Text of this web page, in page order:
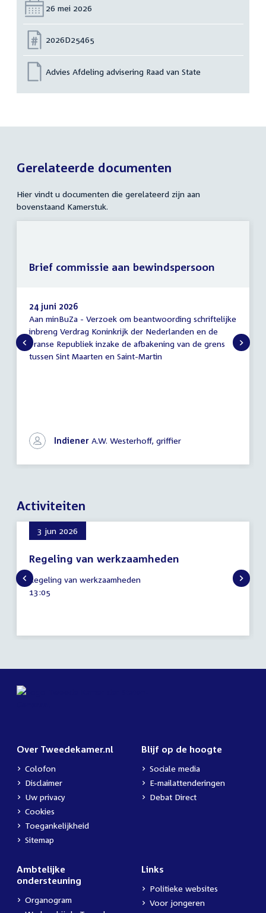
Datum:
26 mei 2026
Nummer:
2026D25465
Advies Afdeling advisering Raad van State
Gerelateerde documenten
Hier vindt u documenten die gerelateerd zijn aan
bovenstaand Kamerstuk.
Brief
commissie
aan
bewindspersoon
24 juni 2026
Aan minBuZa - Verzoek om beantwoording schriftelijke
inbreng Verdrag Koninkrijk der Nederlanden en de
Franse Republiek inzake de afbakening van de grens
tussen Sint Maarten en Saint-Martin
Indiener A.W. Westerhoff, griffier
Brief commissie aan bewindspersoon
Activiteiten
3 jun 2026
Regeling van werkzaamheden
3
juni
2026
Regeling van werkzaamheden
Tijd
13:05
Over Tweedekamer.nl
Colofon
Disclaimer
Uw privacy
Cookies
Toegankelijkheid
Sitemap
Blijf op de hoogte
Sociale media
E-mailattenderingen
Debat Direct
Ambtelijke
ondersteuning
Organogram
Links
Politieke websites
Voor jongeren